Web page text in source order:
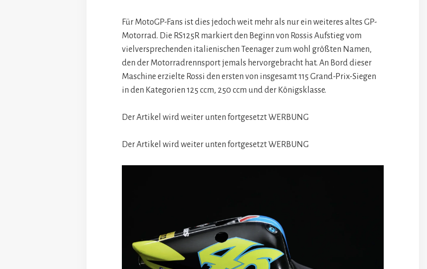
Für MotoGP-Fans ist dies jedoch weit mehr als nur ein weiteres altes GP-
Motorrad. Die RS125R markiert den Beginn von Rossis Aufstieg vom
vielversprechenden italienischen Teenager zum wohl größten Namen,
den der Motorradrennsport jemals hervorgebracht hat. An Bord dieser
Maschine erzielte Rossi den ersten von insgesamt 115 Grand-Prix-Siegen
in den Kategorien 125 ccm, 250 ccm und der Königsklasse.
Der Artikel wird weiter unten fortgesetztWERBUNG
Der Artikel wird weiter unten fortgesetztWERBUNG